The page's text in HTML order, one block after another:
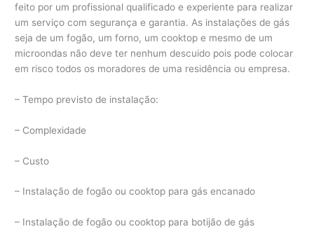
feito por um profissional qualificado e experiente para realizar
um serviço com segurança e garantia. As instalações de gás
seja de um fogão, um forno, um cooktop e mesmo de um
microondas não deve ter nenhum descuido pois pode colocar
em risco todos os moradores de uma residência ou empresa.
– Tempo previsto de instalação:
– Complexidade
– Custo
– Instalação de fogão ou cooktop para gás encanado
– Instalação de fogão ou cooktop para botijão de gás